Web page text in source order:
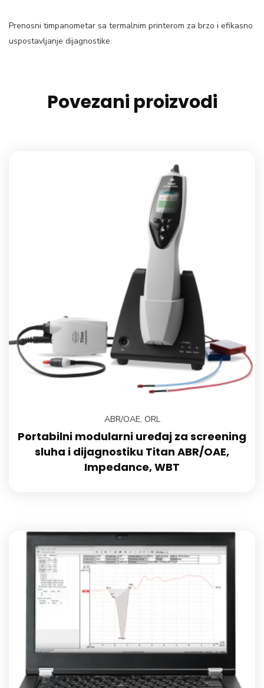
Prenosni timpanometar sa termalnim printerom za brzo i efikasno
uspostavljanje dijagnostike.
Povezani proizvodi
ABR/OAE, ORL
Portabilni modularni uređaj za screening
sluha i dijagnostiku Titan ABR/OAE,
Impedance, WBT